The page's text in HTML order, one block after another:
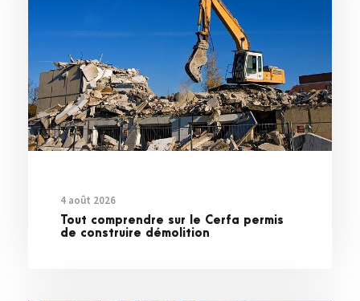
4 août 2026
Tout comprendre sur le Cerfa permis
de construire démolition